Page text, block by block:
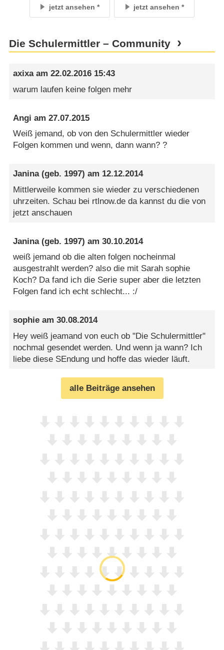
jetzt ansehen jetzt ansehen
Die Schulermittler – Community
axixaam22.02.2016 15:43
warum laufen keine folgen mehr
Angi am27.07.2015
Weiß jemand, ob von den Schulermittler wieder
Folgen kommen und wenn, dann wann? ?
Janina(geb. 1997) am 12.12.2014
Mittlerweile kommen sie wieder zu verschiedenen
uhrzeiten. Schau bei rtlnow.de da kannst du die von
jetzt anschauen
Janina(geb. 1997) am30.10.2014
weiß jemand ob die alten folgen nocheinmal
ausgestrahlt werden? also die mit Sarah sophie
Koch? Da fand ich die Serie super aber die letzten
Folgen fand ich echt schlecht... :/
sophie am30.08.2014
Hey weiß jeamand von euch ob "Die Schulermittler"
nochmal gesendet werden. Und wenn ja wann? Ich
liebe diese SEndung und hoffe das wieder läuft.
alle Beiträge ansehen